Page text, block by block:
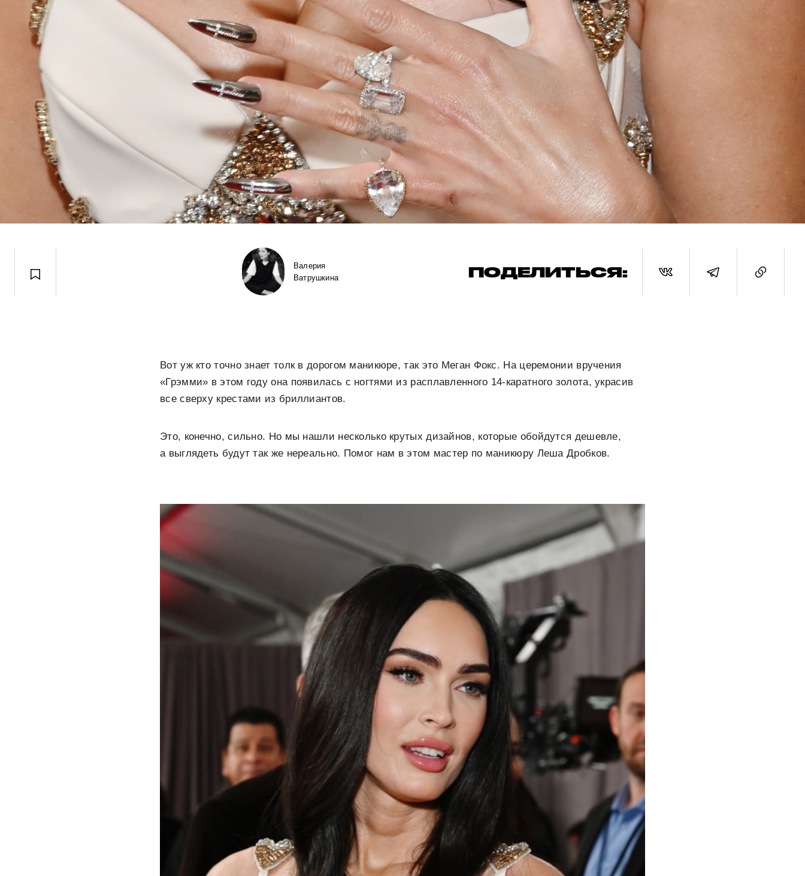
Валерия
Ватрушкина
ПОДЕЛИТЬСЯ:
Вот уж кто точно знает толк в дорогом маникюре, так это Меган Фокс. На церемонии вручения
«Грэмми» в этом году она появилась с ногтями из расплавленного 14-каратного золота, украсив
все сверху крестами из бриллиантов.
Это, конечно, сильно. Но мы нашли несколько крутых дизайнов, которые обойдутся дешевле,
а выглядеть будут так же нереально. Помог нам в этом мастер по маникюру Леша Дробков.